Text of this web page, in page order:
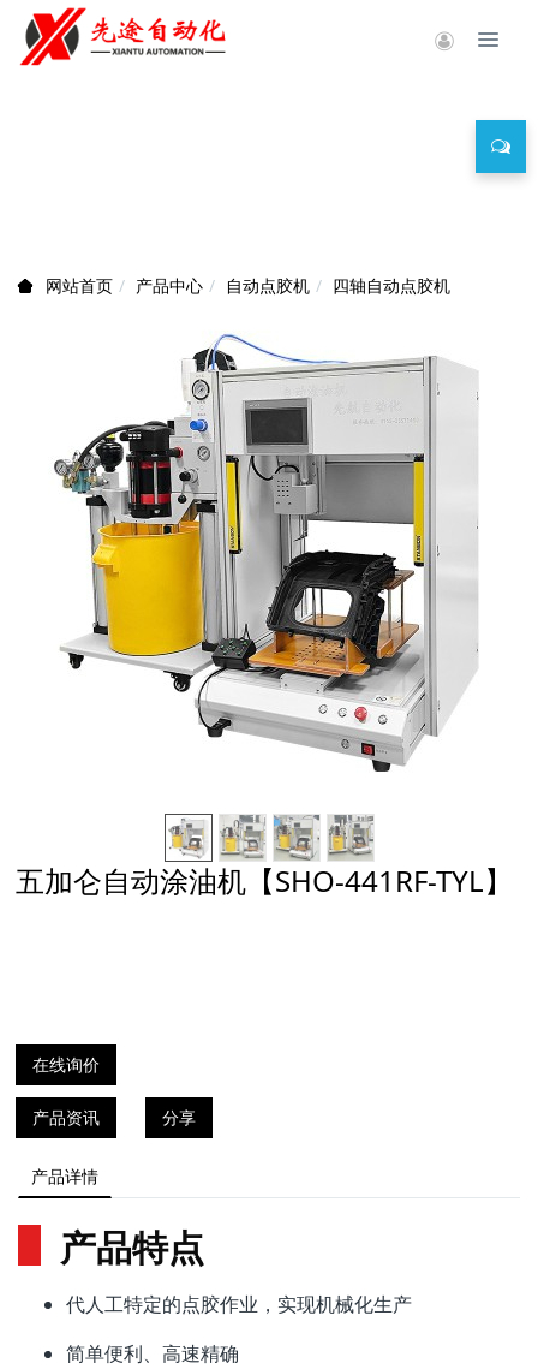
网站首页 产品中心 自动点胶机 四轴自动点胶机
五加仑自动涂油机【SHO-441RF-TYL】
在线询价
产品资讯 分享
产品详情
产品特点
代人工特定的点胶作业，实现机械化生产
简单便利、高速精确